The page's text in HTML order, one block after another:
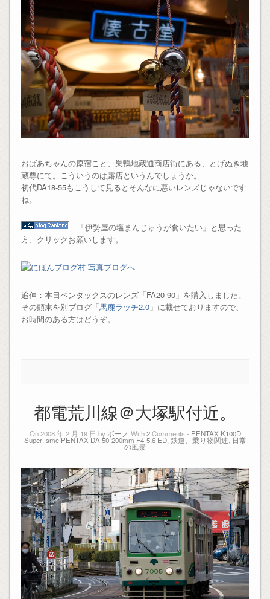
おばあちゃんの原宿こと、巣鴨地蔵通商店街にある、とげぬき地
蔵尊にて。こういうのは露店というんでしょうか。
初代DA18-55もこうして見るとそんなに悪いレンズじゃないです
ね。
「伊勢屋の塩まんじゅうが食いたい」と思った
方、クリックお願いします。
追伸：本日ペンタックスのレンズ「FA20-90」を購入しました。
その顛末を別ブログ「馬鹿ラッチ2.0」に載せておりますので、
お時間のある方はどうぞ。
都電荒川線＠大塚駅付近。
On 2008 年 2 月 19 日 by ボーノ With2Comments - PENTAX K100D
Super, smc PENTAX-DA 50-200mm F4-5.6 ED, 鉄道、乗り物関連 日常
の風景